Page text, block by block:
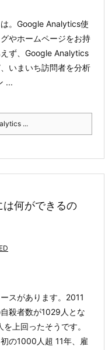
。Google Analytics使
やホームページをお持
ず、Google Analytics
いまいち訪問者を分析
...
...
は何ができるの
スがあります。2011
殺者数が1029人とな
上回ったそうです。
の1000人超 11年、雇